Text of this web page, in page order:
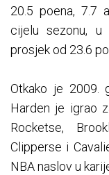
20.5 poena, 7.7
cijelu sezonu, u
prosjek od 23.6
Otkako je 2009.
Harden je igrao
Rocketse,
Clipperse i
NBA naslov u